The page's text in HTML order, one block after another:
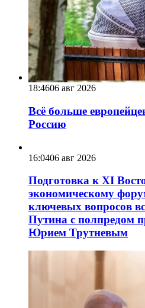
18:4606 авг 2026
Всё больше
Россию
16:0406 авг 2026
Подготовка к XI
экономическому
ключевых вопросов
Путина с полпредом
Юрием Трутневым